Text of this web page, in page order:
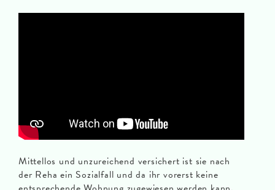
Mittellos und unzureichend versichert ist sie nach
der Reha ein Sozialfall und da ihr vorerst keine